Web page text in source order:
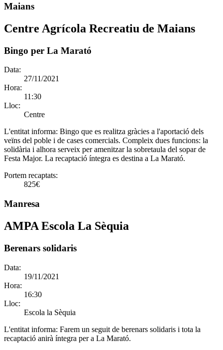
Maians
Centre Agrícola Recreatiu de Maians
Bingo per La Marató
Data:
27/11/2021
Hora:
11:30
Lloc:
Centre
L'entitat informa: Bingo que es realitza gràcies a l'aportació dels
veïns del poble i de cases comercials. Compleix dues funcions: la
solidària i alhora serveix per amenitzar la sobretaula del sopar de
Festa Major. La recaptació íntegra es destina a La Marató.
Portem recaptats:
825€
Manresa
AMPA Escola La Sèquia
Berenars solidaris
Data:
19/11/2021
Hora:
16:30
Lloc:
Escola la Sèquia
L'entitat informa: Farem un seguit de berenars solidaris i tota la
recaptació anirà íntegra per a La Marató.